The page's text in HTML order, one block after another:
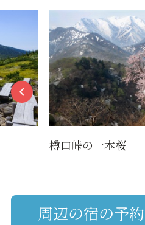
樽口峠の一本桜
周辺の宿の予